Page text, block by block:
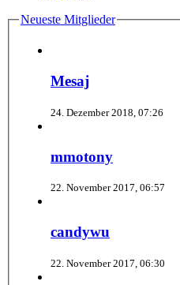
Neueste Mitglieder
Mesaj
24. Dezember 2018, 07:26
mmotony
22. November 2017, 06:57
candywu
22. November 2017, 06:30